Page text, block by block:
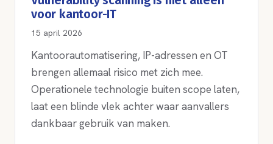
voor kantoor-IT
15 april 2026
Kantoorautomatisering, IP-adressen en OT
brengen allemaal risico met zich mee.
Operationele technologie buiten scope laten,
laat een blinde vlek achter waar aanvallers
dankbaar gebruik van maken.